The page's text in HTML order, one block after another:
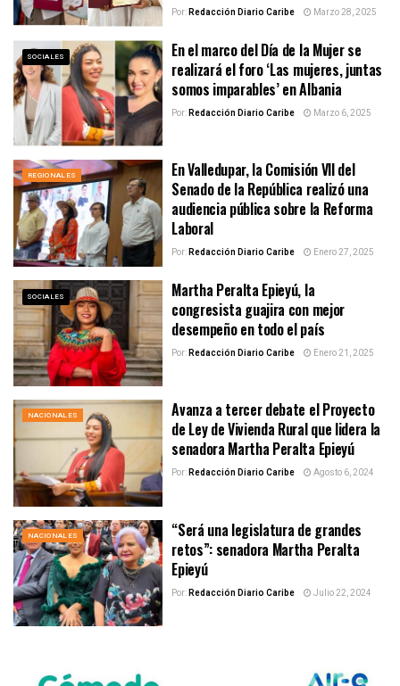
Por:Redacción Diario Caribe Marzo 28, 2025
SOCIALES
En el marco del Día de la Mujer se
realizará el foro ‘Las mujeres, juntas
somos imparables’ en Albania
Por:Redacción Diario Caribe Marzo 6, 2025
REGIONALES
En Valledupar, la Comisión VII del
Senado de la República realizó una
audiencia pública sobre la Reforma
Laboral
Por:Redacción Diario Caribe Enero 27, 2025
SOCIALES
Martha Peralta Epieyú, la
congresista guajira con mejor
desempeño en todo el país
Por:Redacción Diario Caribe Enero 21, 2025
NACIONALES
Avanza a tercer debate el Proyecto
de Ley de Vivienda Rural que lidera la
senadora Martha Peralta Epieyú
Por:Redacción Diario Caribe Agosto 6, 2024
NACIONALES
“Será una legislatura de grandes
retos”: senadora Martha Peralta
Epieyú
Por:Redacción Diario Caribe Julio 22, 2024